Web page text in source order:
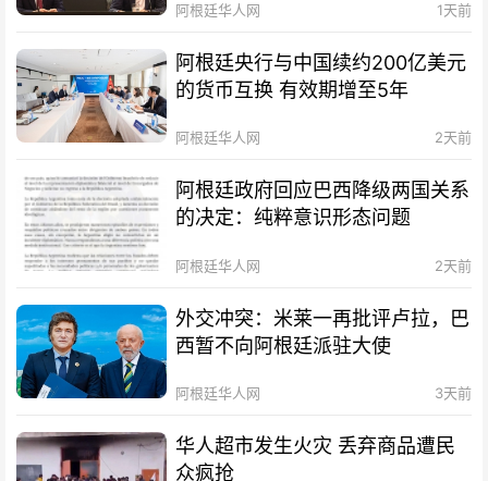
阿根廷华人网 1天前
阿根廷央行与中国续约200亿美元
的货币互换 有效期增至5年
阿根廷华人网 2天前
阿根廷政府回应巴西降级两国关系
的决定：纯粹意识形态问题
阿根廷华人网 2天前
外交冲突：米莱一再批评卢拉，巴
西暂不向阿根廷派驻大使
阿根廷华人网 3天前
华人超市发生火灾 丢弃商品遭民
众疯抢